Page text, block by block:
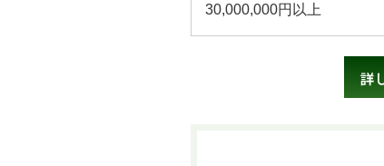
30,000,000円以上